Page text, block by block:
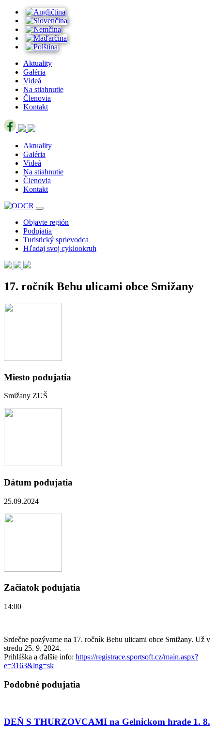
Aktuality
Galéria
Videá
Na stiahnutie
Členovia
Kontakt
Aktuality
Galéria
Videá
Na stiahnutie
Členovia
Kontakt
Objavte región
Podujatia
Turistický sprievodca
Hľadaj svoj cyklookruh
17. ročník Behu ulicami obce Smižany
Miesto podujatia
Smižany ZUŠ
Dátum podujatia
25.09.2024
Začiatok podujatia
14:00
Srdečne pozývame na 17. ročník Behu ulicami obce Smižany. Už v
stredu 25. 9. 2024.
Prihláška a ďalšie info: https://registrace.sportsoft.cz/main.aspx?
e=3163&lng=sk
Podobné podujatia
DEŇ S THURZOVCAMI na Gelnickom hrade 1. 8.